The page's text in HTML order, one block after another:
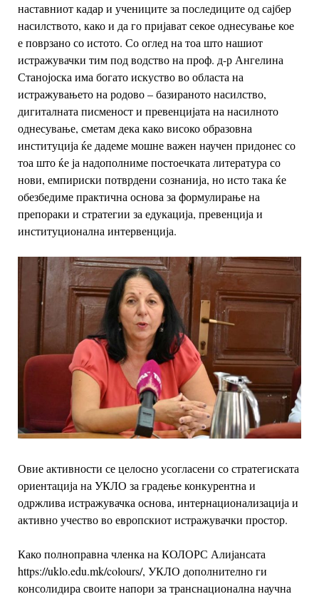
наставниот кадар и учениците за последиците од сајбер
насилството, како и да го пријават секое однесување кое
е поврзано со истото. Со огледна тоа што нашиот
истражувачки тим под водство на проф. д-р Ангелина
Станојоска има богато искуство во областа на
истражувањето на родово –базираното насилство,
дигиталната писменост и превенцијата на насилното
однесување, сметам дека како високо образовна
институција ќе дадеме мошневажен научен придонес со
тоа што ќе ја надополниме постоечката литература со
нови, емпириски потврдени сознанија, но исто така ќе
обезбедимепрактична основа за формулирање на
препораки и стратегии за едукација, превенција и
институционална интервенција.
Овие активности се целосно усогласени со стратегиската
ориентација на УКЛО за градење конкурентна и
одржлива истражувачка основа, интернационализација и
активно учество во европскиот истражувачки простор.
Како полноправна членка на КОЛОРС Алијансата
https://uklo.edu.mk/colours/, УКЛО дополнително ги
консолидира своите напори за транснационална научна